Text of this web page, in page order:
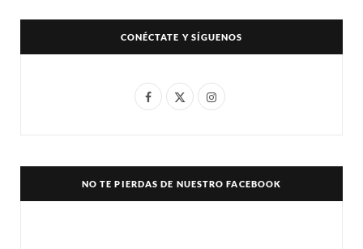
CONÉCTATE Y SÍGUENOS
F
e
X
w
I
t
NO TE PIERDAS DE NUESTRO FACEBOOK